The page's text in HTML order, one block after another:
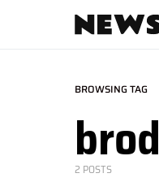
BROWSING TAG
brod
2 POSTS